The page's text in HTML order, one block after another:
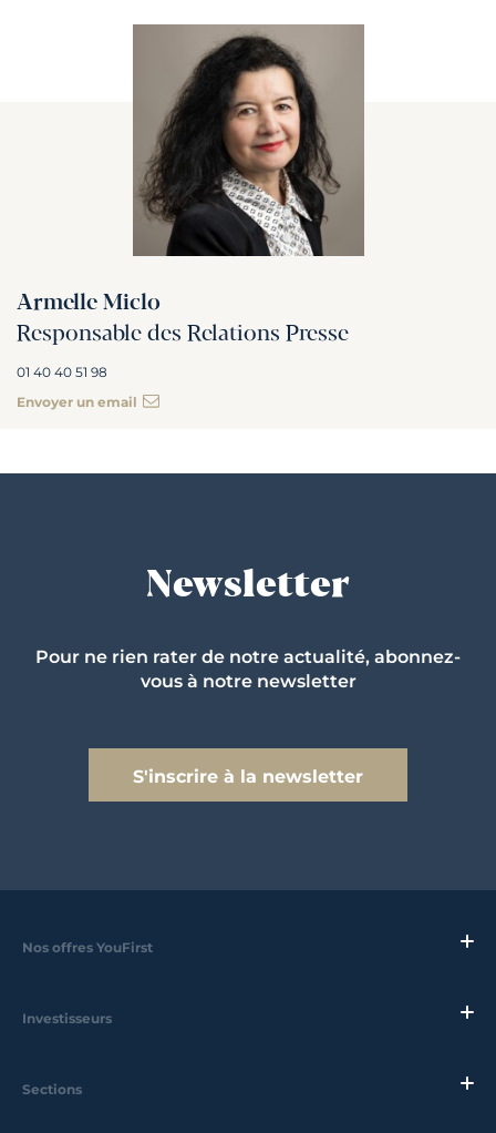
Armelle Miclo
Responsable des Relations Presse
01 40 40 51 98
Envoyer un email
Newsletter
Pour ne rien rater de notre actualité, abonnez-
vous à notre newsletter
S'inscrire à la newsletter
Nos offres YouFirst
Investisseurs
Sections